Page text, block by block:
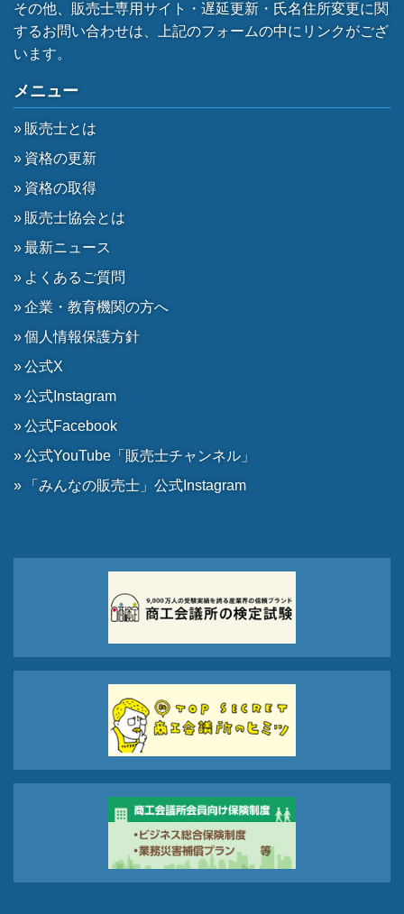
その他、販売士専用サイト・遅延更新・氏名住所変更に関
するお問い合わせは、上記のフォームの中にリンクがござ
います。
メニュー
販売士とは
資格の更新
資格の取得
販売士協会とは
最新ニュース
よくあるご質問
企業・教育機関の方へ
個人情報保護方針
公式X
公式Instagram
公式Facebook
公式YouTube「販売士チャンネル」
「みんなの販売士」公式Instagram